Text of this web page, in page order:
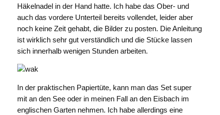
Häkelnadel in der Hand hatte. Ich habe das Ober- und
auch das vordere Unterteil bereits vollendet, leider aber
noch keine Zeit gehabt, die Bilder zu posten. Die Anleitung
ist wirklich sehr gut verständlich und die Stücke lassen
sich innerhalb wenigen Stunden arbeiten.
In der praktischen Papiertüte, kann man das Set super
mit an den See oder in meinen Fall an den Eisbach im
englischen Garten nehmen. Ich habe allerdings eine